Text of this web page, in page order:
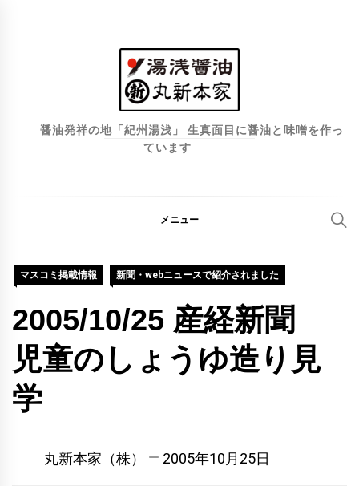
醤油発祥の地「紀州湯浅」 生真面目に醤油と味噌を作っ
ています
メニュー
マスコミ掲載情報 新聞・webニュースで紹介されました
2005/10/25 産経新聞
児童のしょうゆ造り見
学
丸新本家（株） 2005年10月25日